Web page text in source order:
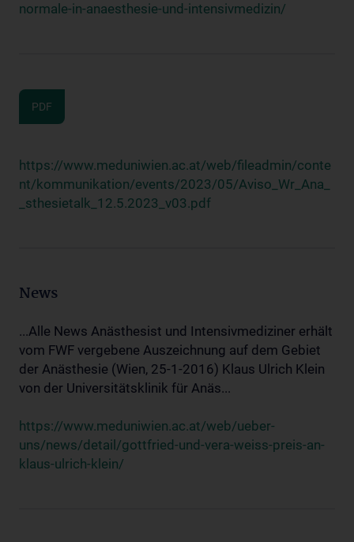
normale-in-anaesthesie-und-intensivmedizin/
PDF
https://www.meduniwien.ac.at/web/fileadmin/conte
nt/kommunikation/events/2023/05/Aviso_Wr_Ana_
_sthesietalk_12.5.2023_v03.pdf
News
...Alle News Anästhesist und Intensivmediziner erhält
vom FWF vergebene Auszeichnung auf dem Gebiet
der Anästhesie (Wien, 25-1-2016) Klaus Ulrich Klein
von der Universitätsklinik für Anäs...
https://www.meduniwien.ac.at/web/ueber-
uns/news/detail/gottfried-und-vera-weiss-preis-an-
klaus-ulrich-klein/